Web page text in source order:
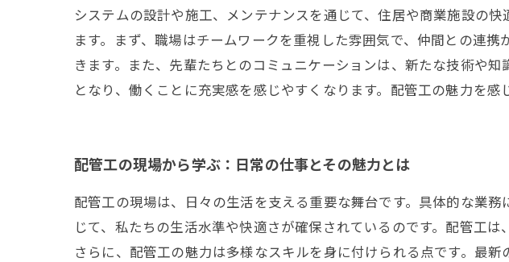
システムの設計や施工、メンテナンスを通じて、住居や商業施設の
ます。まず、職場はチームワークを重視した雰囲気で、仲間との連
きます。また、先輩たちとのコミュニケーションは、新たな技術や
となり、働くことに充実感を感じやすくなります。配管工の魅力を
配管工の現場から学ぶ：日常の仕事とその魅力とは
配管工の現場は、日々の生活を支える重要な舞台です。具体的な業
じて、私たちの生活水準や快適さが確保されているのです。配管工
さらに、配管工の魅力は多様なスキルを身に付けられる点です。最